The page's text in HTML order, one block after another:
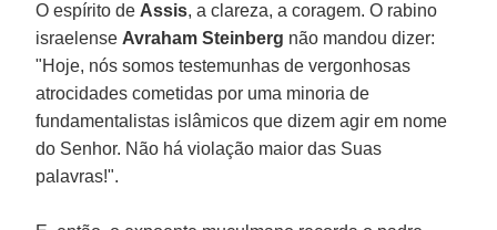
O espírito de Assis, a clareza, a coragem. O rabino
israelense Avraham Steinberg não mandou dizer:
"Hoje, nós somos testemunhas de vergonhosas
atrocidades cometidas por uma minoria de
fundamentalistas islâmicos que dizem agir em nome
do Senhor. Não há violação maior das Suas
palavras!".